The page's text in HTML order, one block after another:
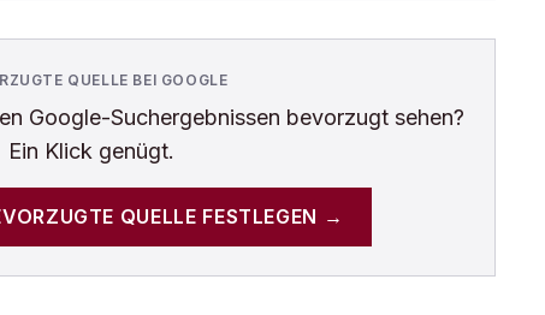
QUELLE BEI GOOGLE
Google-Suchergebnissen bevorzugt sehen?
Ein Klick genügt.
QUELLE FESTLEGEN →